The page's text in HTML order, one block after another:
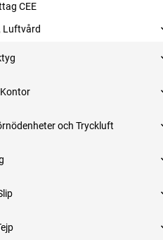
CEE
Luftvård
och Tryckluft